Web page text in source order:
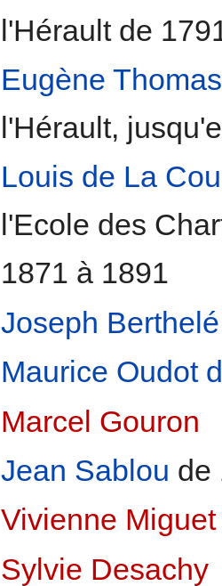
l'Hérault de
Eugène Thomas
l'Hérault,
Louis de La
l'Ecole des
1871 à 1891
Joseph Berthelé
Maurice Oudot
Marcel Gouron
Jean Sablou de
Vivienne Miguet
Sylvie Desachy